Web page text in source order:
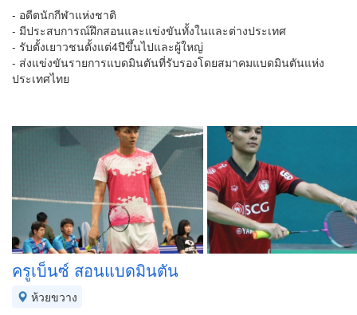
- อดีตนักกีฬาแห่งชาติ
- มีประสบการณ์ฝึกสอนและแข่งขันทั้งในและต่างประเทศ
- รับตั้งเยาวชนตั้งแต่4ปีขึ้นไปและผู้ใหญ่
- ส่งแข่งขันรายการแบดมินตันที่รับรองโดยสมาคมแบดมินตันแห่ง
ประเทศไทย
ครูเบ็นซ์ สอนแบดมินตัน
ห้วยขวาง